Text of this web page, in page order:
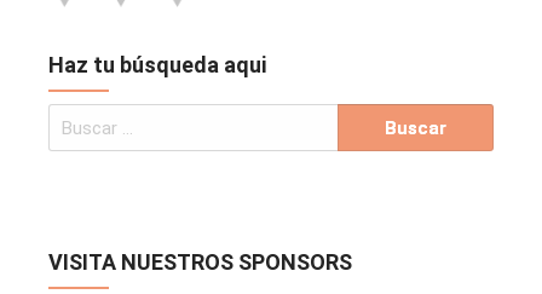
Haz tu búsqueda aqui
VISITA NUESTROS SPONSORS